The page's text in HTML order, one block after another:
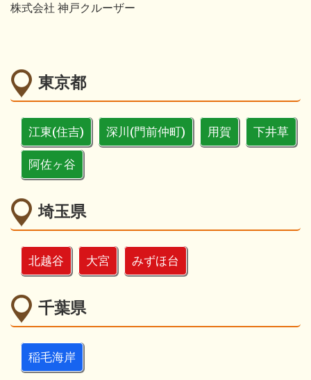
株式会社 神戸クルーザー
東京都
江東(住吉) 深川(門前仲町) 用賀 下井草
阿佐ヶ谷
埼玉県
北越谷 大宮 みずほ台
千葉県
稲毛海岸